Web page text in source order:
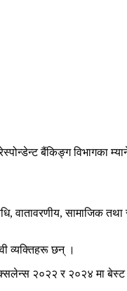
बैंकिङ्ग विभागका
वातावरणीय, सामाजिक
व्यक्तिहरू छन् ।
२०२२ र २०२४ मा बेस्ट